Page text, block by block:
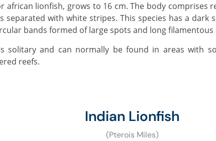
separated with white stripes. This species has a dark
bands formed of large spots and long filamentous
reefs.
Indian Lionfish
(Pterois Miles)